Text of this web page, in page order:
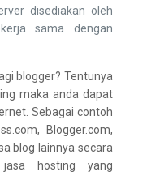
disediakan oleh
sama dengan
blogger? Tentunya
maka anda dapat
Sebagai contoh
Blogger.com,
blog lainnya secara
hosting yang